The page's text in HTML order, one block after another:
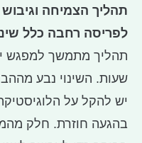
תהליך הצמיחה
לפריסה רחבה כלל
שעות. השינוי נבע
יש להקל על
בהגעה חוזרת. חלק